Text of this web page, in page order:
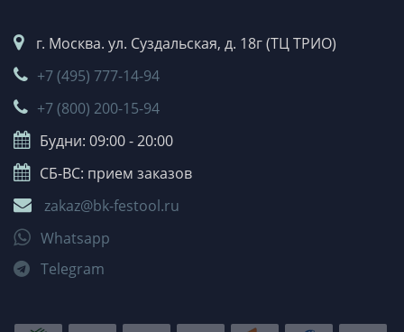
г. Москва. ул. Суздальская, д. 18г (ТЦ ТРИО)
+7 (495) 777-14-94
+7 (800) 200-15-94
Будни: 09:00 - 20:00
СБ-ВС: прием заказов
zakaz@bk-festool.ru
Whatsapp
Telegram